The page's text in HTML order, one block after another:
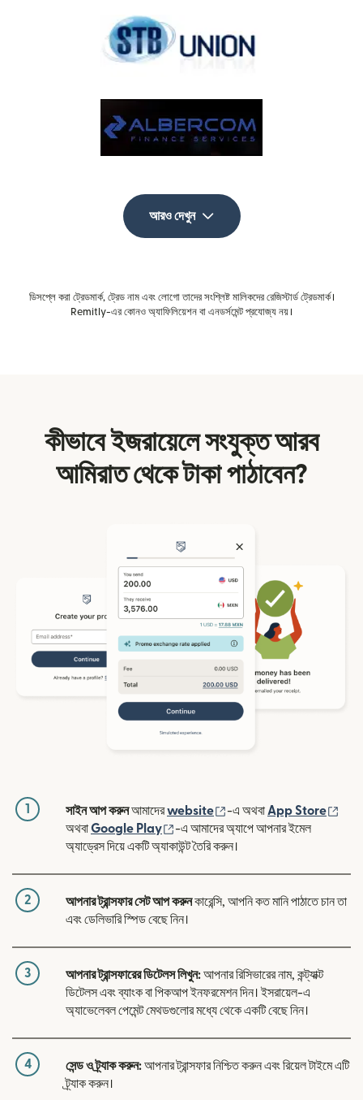
আরও দেখুন
ডিসপ্লে করা ট্রেডমার্ক, ট্রেড নাম এবং লোগো তাদের সংশ্লিষ্ট মালিকদের রেজিস্টার্ড ট্রেডমার্ক।
Remitly-এর কোনও অ্যাফিলিয়েশন বা এনডর্সমেন্ট প্রযোজ্য নয়।
কীভাবে ইজরায়েলে সংযুক্ত আরব
আমিরাত থেকে টাকা পাঠাবেন?
1 সাইন আপ করুনআমাদেরwebsite (নতুন উইন্ডোতে খুলবে)
-এ অথবা App Store
অথবাGoogle Play (নতুন উইন্ডোতে খুলবে)
-এ আমাদের অ্যাপে আপনার ইমেল
অ্যাড্রেস দিয়ে একটি অ্যাকাউন্ট তৈরি করুন।
2 আপনার ট্রান্সফার সেট আপ করুনকারেন্সি, আপনি কত মানি পাঠাতে চান তা
এবং ডেলিভারি স্পিড বেছে নিন।
3 আপনার ট্রান্সফারের ডিটেলস লিখুন:আপনার রিসিভারের নাম, কন্ট্যাক্ট
ডিটেলস এবং ব্যাংক বা পিকআপ ইনফরমেশন দিন। ইসরায়েল-এ
অ্যাভেলেবল পেমেন্ট মেথডগুলোর মধ্যে থেকে একটি বেছে নিন।
4 সেন্ড ও ট্র্যাক করুন:আপনার ট্রান্সফার নিশ্চিত করুন এবং রিয়েল টাইমে এটি
ট্র্যাক করুন।